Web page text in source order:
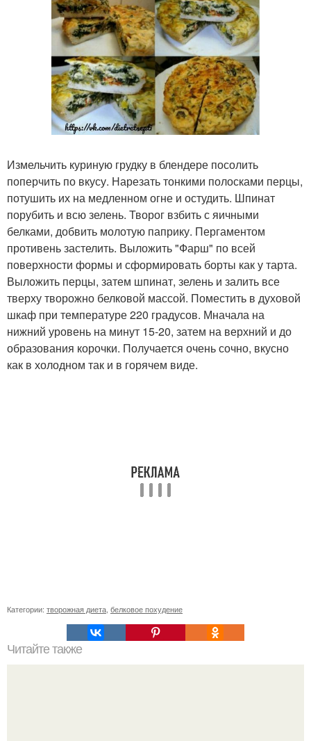
Измельчить куриную грудку в блендере посолить
поперчить по вкусу. Нарезать тонкими полосками перцы,
потушить их на медленном огне и остудить. Шпинат
порубить и всю зелень. Творог взбить с яичными
белками, добвить молотую паприку. Пергаментом
противень застелить. Выложить "Фарш" по всей
поверхности формы и сформировать борты как у тарта.
Выложить перцы, затем шпинат, зелень и залить все
тверху творожно белковой массой. Поместить в духовой
шкаф при температуре 220 градусов. Мначала на
нижний уровень на минут 15-20, затем на верхний и до
образования корочки. Получается очень сочно, вкусно
как в холодном так и в горячем виде.
Категории: творожная диета белковое похудение
Читайте также